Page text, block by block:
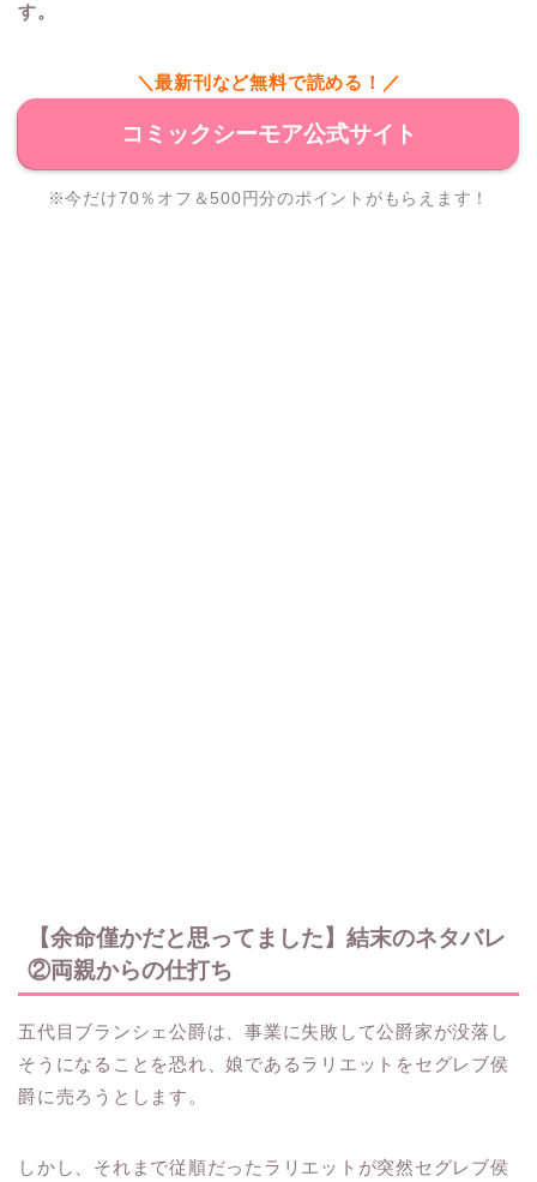
す。
＼最新刊など無料で読める！／
コミックシーモア公式サイト
※今だけ70％オフ＆500円分のポイントがもらえます！
【余命僅かだと思ってました】結末のネタバレ
②両親からの仕打ち
五代目ブランシェ公爵は、事業に失敗して公爵家が没落し
そうになることを恐れ、娘であるラリエットをセグレブ侯
爵に売ろうとします。
しかし、それまで従順だったラリエットが突然セグレブ侯